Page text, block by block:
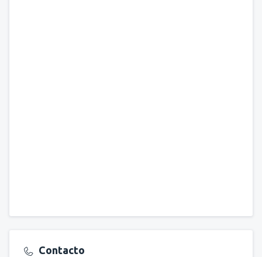
Contacto